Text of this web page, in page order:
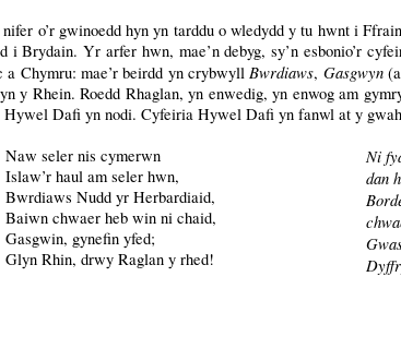
o’r gwinoedd hyn yn tarddu o wledydd y tu hwnt i
i Brydain. Yr arfer hwn, mae’n debyg, sy’n esbonio’r
a Chymru: mae’r beirdd yn crybwyllBwrdiaws, Gasgwyn(a
y Rhein. Roedd Rhaglan, yn enwedig, yn enwog am
Hywel Dafi yn nodi. Cyfeiria Hywel Dafi yn fanwl at y
Naw seler nis cymerwn
Islaw’r haul am seler hwn,
Bwrdiaws Nudd yr Herbardiaid,
Baiwn chwaer heb win ni chaid,
Gasgwin, gynefin yfed;
Glyn Rhin, drwy Raglan y rhed!
Ni
dan